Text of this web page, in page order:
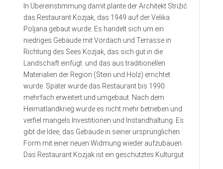
In Übereinstimmung damit plante der Architekt Strižić
das Restaurant Kozjak, das 1949 auf der Velika
Poljana gebaut wurde. Es handelt sich um ein
niedriges Gebäude mit Vordach und Terrasse in
Richtung des Sees Kozjak, das sich gut in die
Landschaft einfügt und das aus traditionellen
Materialien der Region (Stein und Holz) errichtet
wurde. Später wurde das Restaurant bis 1990
mehrfach erweitert und umgebaut. Nach dem
Heimatlandkrieg wurde es nicht mehr betrieben und
verfiel mangels Investitionen und Instandhaltung. Es
gibt die Idee, das Gebäude in seiner ursprünglichen
Form mit einer neuen Widmung wieder aufzubauen.
Das Restaurant Kozjak ist ein geschütztes Kulturgut.